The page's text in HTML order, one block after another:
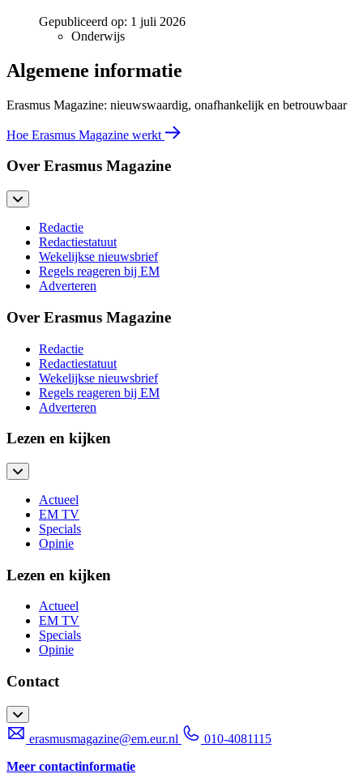
Gepubliceerd op: 1 juli 2026
Onderwijs
Algemene informatie
Erasmus Magazine: nieuwswaardig, onafhankelijk en betrouwbaar
Hoe Erasmus Magazine werkt
Over Erasmus Magazine
Redactie
Redactiestatuut
Wekelijkse nieuwsbrief
Regels reageren bij EM
Adverteren
Over Erasmus Magazine
Redactie
Redactiestatuut
Wekelijkse nieuwsbrief
Regels reageren bij EM
Adverteren
Lezen en kijken
Actueel
EM TV
Specials
Opinie
Lezen en kijken
Actueel
EM TV
Specials
Opinie
Contact
erasmusmagazine@em.eur.nl
010-4081115
Meer contactinformatie